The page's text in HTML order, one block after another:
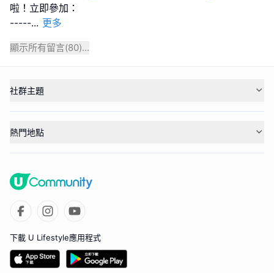
啦！立即參加：
-----... 更多
顯示所有留言(80)...
社群主題
熱門地點
下載 U Lifestyle應用程式